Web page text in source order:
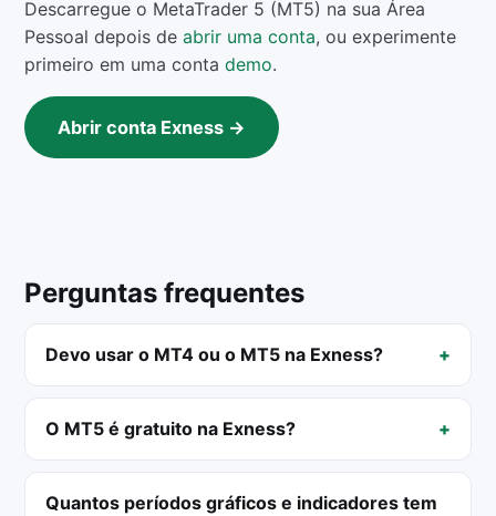
Descarregue o MetaTrader 5 (MT5) na sua Área
Pessoal depois de abrir uma conta, ou experimente
primeiro em uma conta demo.
Abrir conta Exness →
Perguntas frequentes
Devo usar o MT4 ou o MT5 na Exness?
O MT5 é gratuito na Exness?
Quantos períodos gráficos e indicadores tem